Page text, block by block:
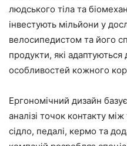
людського тіла та
інвестують мільйони у
велосипедистом та його
продукти, які адаптуються
особливостей кожного
Ергономічний дизайн
аналізі точок контакту
сідло, педалі, кермо та